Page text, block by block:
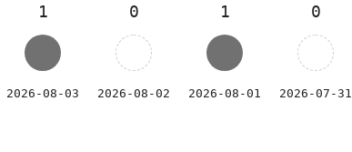
1
2026-08-03
0
2026-08-02
1
2026-08-01
0
2026-07-31